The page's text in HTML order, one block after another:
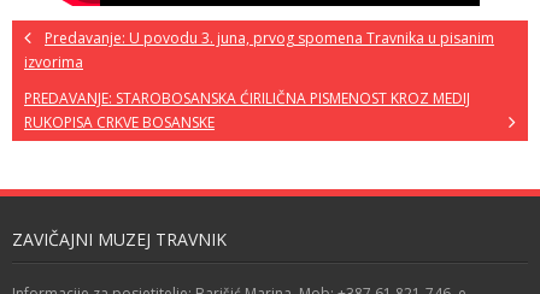
Predavanje: U povodu 3. juna, prvog spomena Travnika u pisanim
izvorima
PREDAVANJE: STAROBOSANSKA ĆIRILIČNA PISMENOST KROZ MEDIJ
RUKOPISA CRKVE BOSANSKE
ZAVIČAJNI MUZEJ TRAVNIK